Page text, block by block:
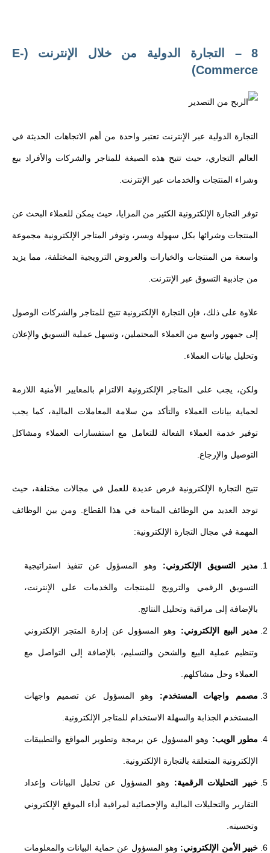
8 – التجارة الدولية من خلال الإنترنت (E-
Commerce)
التجارة الدولية عبر الإنترنت تعتبر واحدة من أهم الاتجاهات الحديثة في
العالم التجاري، حيث تتيح هذه الصيغة للمتاجر والشركات والأفراد بيع
وشراء المنتجات والخدمات عبر الإنترنت.
توفر التجارة الإلكترونية الكثير من المزايا، حيث يمكن للعملاء البحث عن
المنتجات وشرائها بكل سهولة ويسر، وتوفر المتاجر الإلكترونية مجموعة
واسعة من المنتجات والخيارات والعروض الترويجية المختلفة، مما يزيد
من جاذبية التسوق عبر الإنترنت.
علاوة على ذلك، فإن التجارة الإلكترونية تتيح للمتاجر والشركات الوصول
إلى جمهور واسع من العملاء المحتملين، وتسهل عملية التسويق والإعلان
وتحليل بيانات العملاء.
ولكن، يجب على المتاجر الإلكترونية الالتزام بالمعايير الأمنية اللازمة
لحماية بيانات العملاء والتأكد من سلامة المعاملات المالية، كما يجب
توفير خدمة العملاء الفعالة للتعامل مع استفسارات العملاء ومشاكل
التوصيل والإرجاع.
تتيح التجارة الإلكترونية فرص عديدة للعمل في مجالات مختلفة، حيث
توجد العديد من الوظائف المتاحة في هذا القطاع. ومن بين الوظائف
المهمة في مجال التجارة الإلكترونية:
مدير التسويق الإلكتروني: وهو المسؤول عن تنفيذ استراتيجية
التسويق الرقمي والترويج للمنتجات والخدمات على الإنترنت،
بالإضافة إلى مراقبة وتحليل النتائج.
مدير البيع الإلكتروني: وهو المسؤول عن إدارة المتجر الإلكتروني
وتنظيم عملية البيع والشحن والتسليم، بالإضافة إلى التواصل مع
العملاء وحل مشاكلهم.
مصمم واجهات المستخدم: وهو المسؤول عن تصميم واجهات
المستخدم الجذابة والسهلة الاستخدام للمتاجر الإلكترونية.
مطور الويب: وهو المسؤول عن برمجة وتطوير المواقع والتطبيقات
الإلكترونية المتعلقة بالتجارة الإلكترونية.
خبير التحليلات الرقمية: وهو المسؤول عن تحليل البيانات وإعداد
التقارير والتحليلات المالية والإحصائية لمراقبة أداء الموقع الإلكتروني
وتحسينه.
خبير الأمن الإلكتروني: وهو المسؤول عن حماية البيانات والمعلومات